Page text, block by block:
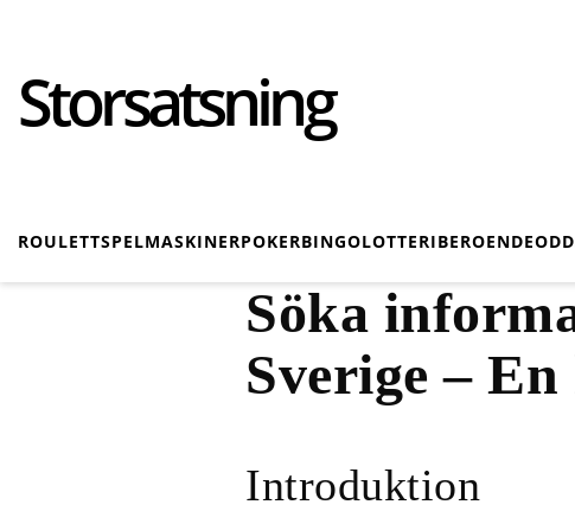
Storsatsning
ROULETTSPELMASKINERPOKERBINGOLOTTERIBEROENDE
Söka
Sverige –
Introduktion